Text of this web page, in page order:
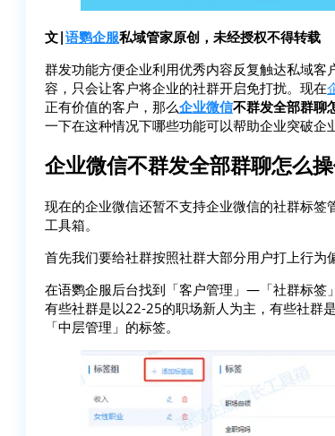
文|语鹦企服私域管家原创，未经授权不得转载
群发功能方便企业利用优秀内容反复触达私域
容，只会让客户将企业的社群开启免打扰。现在
正有价值的客户，那么企业微信不群发全部群聊
一下在这种情况下哪些功能可以帮助企业突破企
企业微信不群发全部群聊怎么操
现在的企业微信还暂不支持企业微信的社群标签
工具箱。
首先我们要给社群按照社群大部分用户打上行为
在语鹦企服后台找到「客户管理」—「社群标签
有些社群是以22-25的职场新人为主，有些社群
「中层管理」的标签。